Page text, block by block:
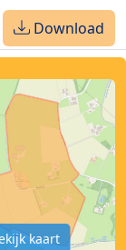
Download
kaart